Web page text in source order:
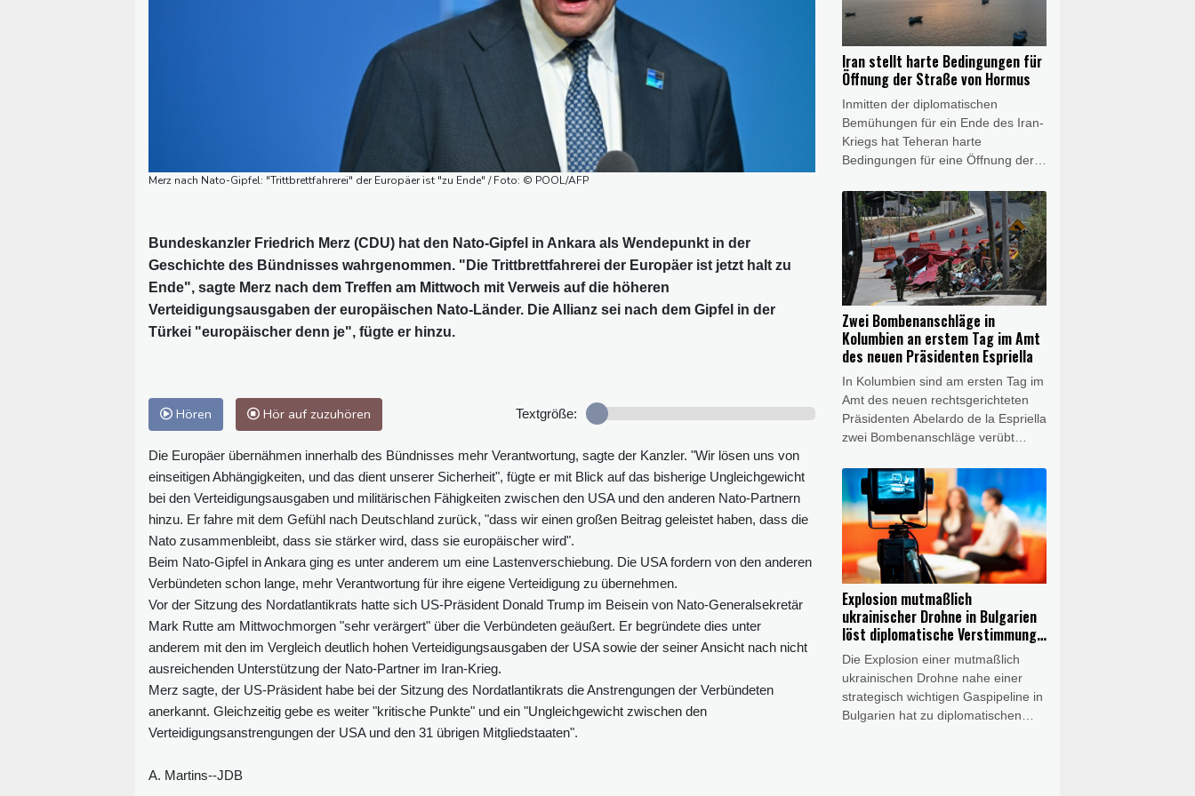
Merz nach Nato-Gipfel: "Trittbrettfahrerei" der Europäer ist "zu Ende" / Foto: © POOL/AFP
Bundeskanzler Friedrich Merz (CDU) hat den Nato-Gipfel in Ankara als Wendepunkt in der
Geschichte des Bündnisses wahrgenommen. "Die Trittbrettfahrerei der Europäer ist jetzt halt zu
Ende", sagte Merz nach dem Treffen am Mittwoch mit Verweis auf die höheren
Verteidigungsausgaben der europäischen Nato-Länder. Die Allianz sei nach dem Gipfel in der
Türkei "europäischer denn je", fügte er hinzu.
Hören Hör auf zuzuhören Textgröße:
Die Europäer übernähmen innerhalb des Bündnisses mehr Verantwortung, sagte der Kanzler. "Wir lösen uns von
einseitigen Abhängigkeiten, und das dient unserer Sicherheit", fügte er mit Blick auf das bisherige Ungleichgewicht
bei den Verteidigungsausgaben und militärischen Fähigkeiten zwischen den USA und den anderen Nato-Partnern
hinzu. Er fahre mit dem Gefühl nach Deutschland zurück, "dass wir einen großen Beitrag geleistet haben, dass die
Nato zusammenbleibt, dass sie stärker wird, dass sie europäischer wird".
Beim Nato-Gipfel in Ankara ging es unter anderem um eine Lastenverschiebung. Die USA fordern von den anderen
Verbündeten schon lange, mehr Verantwortung für ihre eigene Verteidigung zu übernehmen.
Vor der Sitzung des Nordatlantikrats hatte sich US-Präsident Donald Trump im Beisein von Nato-Generalsekretär
Mark Rutte am Mittwochmorgen "sehr verärgert" über die Verbündeten geäußert. Er begründete dies unter
anderem mit den im Vergleich deutlich hohen Verteidigungsausgaben der USA sowie der seiner Ansicht nach nicht
ausreichenden Unterstützung der Nato-Partner im Iran-Krieg.
Merz sagte, der US-Präsident habe bei der Sitzung des Nordatlantikrats die Anstrengungen der Verbündeten
anerkannt. Gleichzeitig gebe es weiter "kritische Punkte" und ein "Ungleichgewicht zwischen den
Verteidigungsanstrengungen der USA und den 31 übrigen Mitgliedstaaten".
A. Martins--JDB
Angaben des Staatsfernsehens.
"Die Meerenge ist für uns derzeit
ein Kriegsschauplatz und nicht nur
eine Wasserstraße."
Iran stellt harte Bedingungen für
Öffnung der Straße von Hormus
Inmitten der diplomatischen
Bemühungen für ein Ende des Iran-
Kriegs hat Teheran harte
Bedingungen für eine Öffnung der
Außenminister Abbas Araghtschi
forderte am Samstag unter
anderem "Entschädigungen" für
Verstöße der USA gegen das im
Juni besiegelte Rahmenabkommen
zwischen Teheran und Washington.
Der Chef des Nationalen
Sicherheitsrats, Mohammad Bagher
Solghadr, legte eine ganze Liste an
Bedingungen für ein Ende der
Blockade der strategisch wichtigen
Meerenge vor.
Zwei Bombenanschläge in
Kolumbien an erstem Tag im Amt
des neuen Präsidenten Espriella
In Kolumbien sind am ersten Tag im
Amt des neuen rechtsgerichteten
Präsidenten Abelardo de la Espriella
zwei Bombenanschläge verübt
verschiedenen Teilen des Landes
wurde am Samstag mindestens ein
Polizist getötet, wie die Armee
mitteilte. Weitere Menschen seien
verletzt worden.
Explosion mutmaßlich
ukrainischer Drohne in Bulgarien
löst diplomatische Verstimmung
aus
Die Explosion einer mutmaßlich
ukrainischen Drohne nahe einer
strategisch wichtigen Gaspipeline in
Bulgarien hat zu diplomatischen